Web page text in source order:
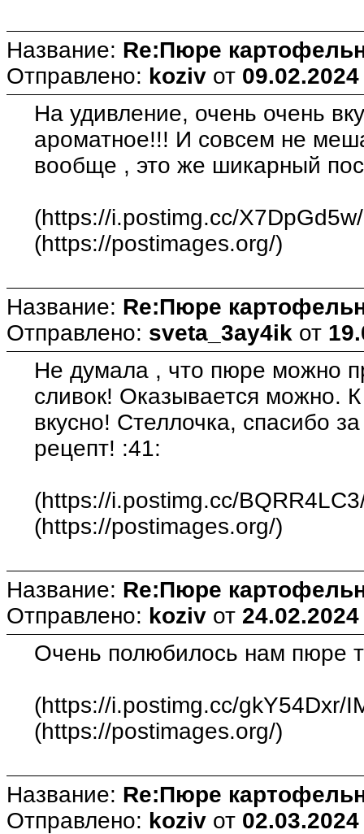
Название: Re:Пюре
Отправлено: koziv от
На удивление, очень очень
ароматное!!! И совсем не
вообще , это же шикарный
(https://i.postimg.cc/
(https://postimages.org/)
Название: Re:Пюре
Отправлено: sveta_3ay4ik от
Не думала , что пюре можно
сливок! Оказывается можно.
вкусно! Стеллочка, спасибо
рецепт! :41:
(https://i.postimg.cc/
(https://postimages.org/)
Название: Re:Пюре
Отправлено: koziv от
Очень полюбилось нам пюре
(https://i.postimg.cc/gkY54Dxr/
(https://postimages.org/)
Название: Re:Пюре
Отправлено: koziv от